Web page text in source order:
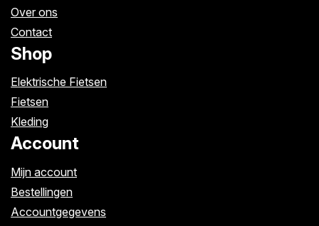
Over ons
Contact
Shop
Elektrische Fietsen
Fietsen
Kleding
Account
Mijn account
Bestellingen
Accountgegevens